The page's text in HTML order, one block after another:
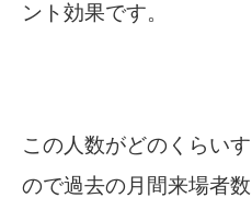
ント効果です。
この人数がどのくらい
ので過去の月間来場者